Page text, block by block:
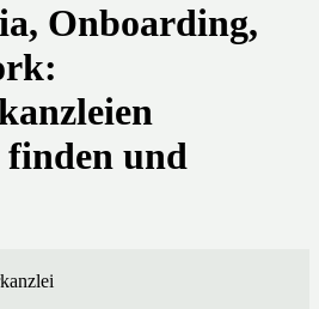
Onboarding,
und